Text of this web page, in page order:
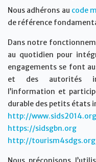
Nous adhérons au code
de référence
Dans notre
au quotidien pour
engagements se font
et des autorités
l’information et
durable des petits états
http://www.sids2014.org
https://sidsgbn.org
http://